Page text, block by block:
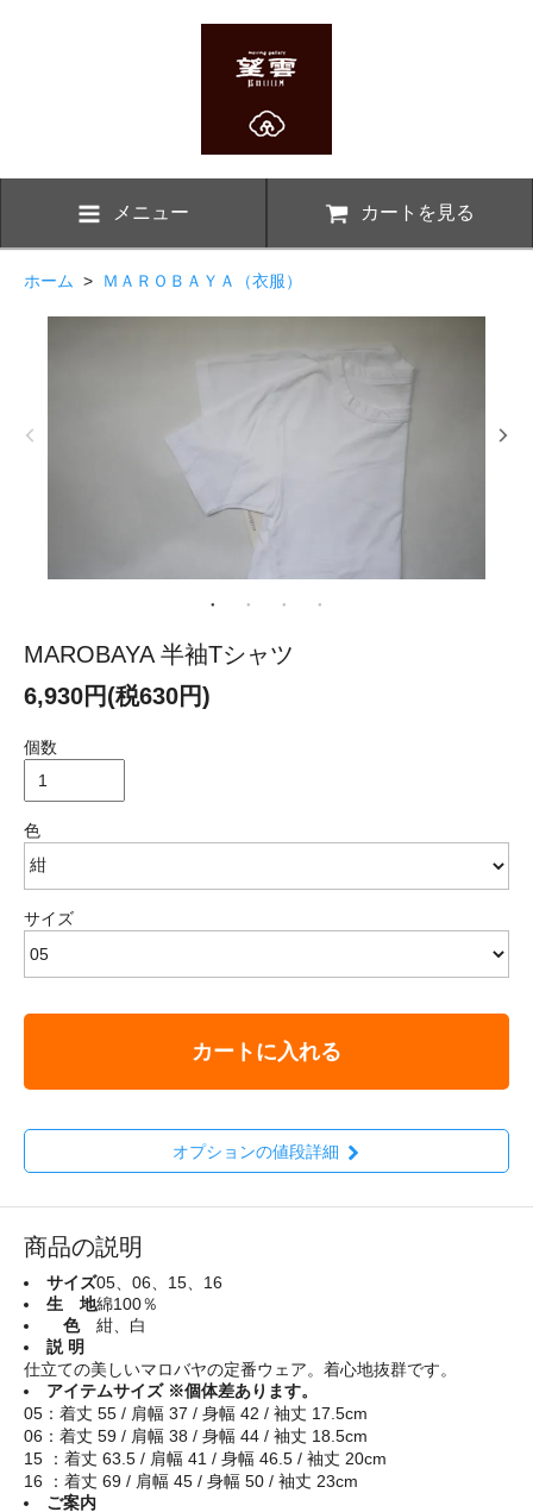
メニュー カートを見る
ホーム > ＭＡＲＯＢＡＹＡ（衣服）
MAROBAYA 半袖Tシャツ
6,930円(税630円)
個数
色
サイズ
カートに入れる
オプションの値段詳細
商品の説明
サイズ05、06、15、16
生 地綿100％
色 紺、白
説 明
仕立ての美しいマロバヤの定番ウェア。着心地抜群です。
アイテムサイズ ※個体差あります。
05：着丈 55 / 肩幅 37 / 身幅 42 / 袖丈 17.5cm
06：着丈 59 / 肩幅 38 / 身幅 44 / 袖丈 18.5cm
15 ：着丈 63.5 / 肩幅 41 / 身幅 46.5 / 袖丈 20cm
16 ：着丈 69 / 肩幅 45 / 身幅 50 / 袖丈 23cm
ご案内